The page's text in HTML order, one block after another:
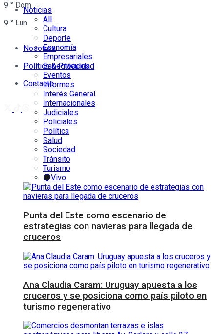
9 ° Dom
9 ° Lun
Nosotros
Política & Privacidad
Contacto
Noticias
All
Cultura
Deporte
Economía
Empresariales
Espectáculos
Eventos
Informes
Interés General
Internacionales
Judiciales
Policiales
Política
Salud
Sociedad
Tránsito
Turismo
🔴Vivo
Punta del Este como escenario de
estrategias con navieras para llegada de
cruceros
Ana Claudia Caram: Uruguay apuesta a los
cruceros y se posiciona como país piloto en
turismo regenerativo